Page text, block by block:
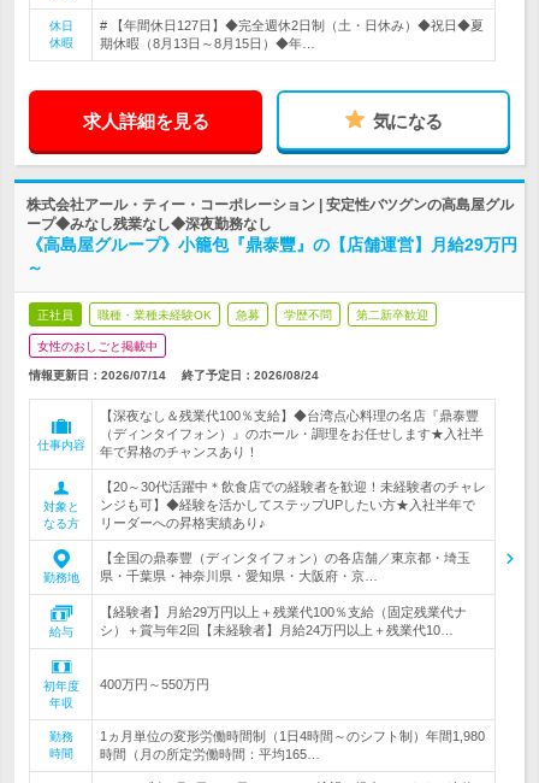
休日
休暇
# 【年間休日127日】◆完全週休2日制（土・日休み）◆祝日◆夏
期休暇（8月13日～8月15日）◆年…
求人詳細を見る 気になる
株式会社アール・ティー・コーポレーション | 安定性バツグンの高島屋グル
ープ◆みなし残業なし◆深夜勤務なし
《高島屋グループ》小籠包『鼎泰豐』の【店舗運営】月給29万円
～
正社員 職種・業種未経験OK 急募 学歴不問 第二新卒歓迎
女性のおしごと掲載中
情報更新日：2026/07/14 終了予定日： 2026/08/24
仕事内容
【深夜なし＆残業代100％支給】◆台湾点心料理の名店『鼎泰豐
（ディンタイフォン）』のホール・調理をお任せします★入社半
年で昇格のチャンスあり！
対象と
なる方
【20～30代活躍中＊飲食店での経験者を歓迎！未経験者のチャレ
ンジも可】◆経験を活かしてステップUPしたい方★入社半年で
リーダーへの昇格実績あり♪
勤務地
【全国の鼎泰豐（ディンタイフォン）の各店舗／東京都・埼玉
県・千葉県・神奈川県・愛知県・大阪府・京…
給与
【経験者】月給29万円以上＋残業代100％支給（固定残業代ナ
シ）＋賞与年2回【未経験者】月給24万円以上＋残業代10…
初年度
年収
400万円～550万円
勤務
時間
1ヵ月単位の変形労働時間制（1日4時間～のシフト制）年間1,980
時間（月の所定労働時間：平均165…